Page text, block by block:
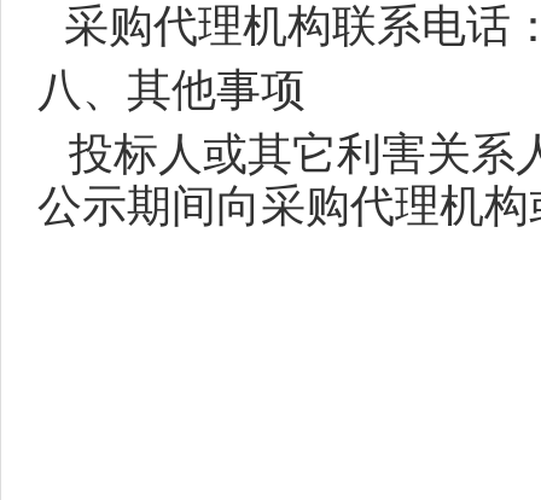
采购代理机构联系电话
八、其他事项
投标人或其它利害关系
公示期间向采购代理机